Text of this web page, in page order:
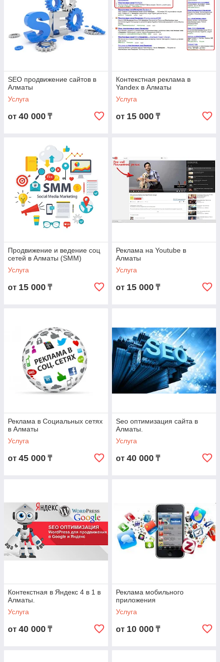
реклама может появляться и на других ресурсах.
Рекламу можно размещать на электронной почте и
отправлять рассылкой. Если человек заинтересуется
вашими товарами, он может переслать её своим
друзьям и знакомым. Можно общаться в социальных
сетях и распространять информацию о ваших услугах,
SEO продвижение сайтов в
Алматы
Услуга
от 40 000 ₸
Контекстная реклама в
Yandex в Алматы
Услуга
от 15 000 ₸
Продвижение и ведение соц
сетей в Алматы (SMM)
Услуга
от 15 000 ₸
Реклама на Youtube в
Алматы
Услуга
от 15 000 ₸
Реклама в Социальных сетях
в Алматы
Услуга
от 45 000 ₸
Seo оптимизация сайта в
Алматы.
Услуга
от 40 000 ₸
Контекстная в Яндекс 4 в 1 в
Алматы.
Услуга
от 40 000 ₸
Реклама мобильного
приложения
Услуга
от 10 000 ₸